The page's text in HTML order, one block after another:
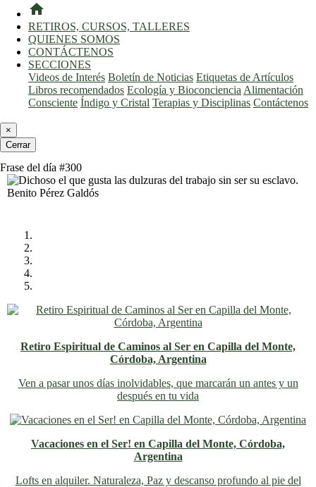
home
RETIROS, CURSOS, TALLERES
QUIENES SOMOS
CONTÁCTENOS
SECCIONES
Videos de Interés Boletín de Noticias Etiquetas de Artículos
Libros recomendados Ecología y Bioconciencia Alimentación
Consciente Índigo y Cristal Terapias y Disciplinas Contáctenos
×
Cerrar
Frase del día #300
Retiro Espiritual de Caminos al Ser en Capilla del Monte,
Córdoba, Argentina
Ven a pasar unos días inolvidables, que marcarán un antes y un
después en tu vida
Vacaciones en el Ser! en Capilla del Monte, Córdoba,
Argentina
Lofts en alquiler. Naturaleza, Paz y descanso profundo al pie del